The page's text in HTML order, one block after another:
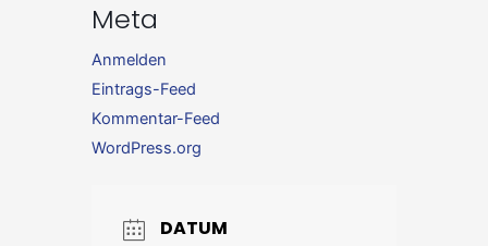
Meta
Anmelden
Eintrags-Feed
Kommentar-Feed
WordPress.org
DATUM